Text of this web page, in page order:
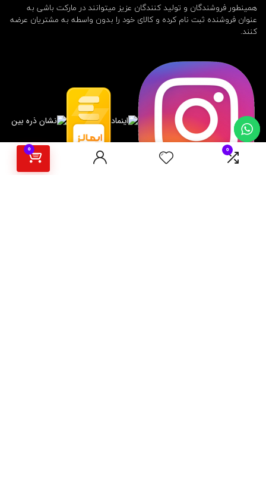
0
0
همینطور فروشندگان و تولید کنندگان عزیز میتوانند در مارکت باشی به
عنوان فروشنده ثبت نام کرده و کالای خود را بدون واسطه به مشتریان عرضه
کنند.